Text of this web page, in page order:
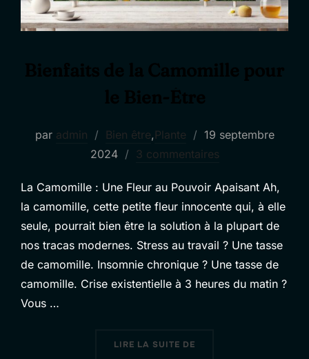
par admin Bien être, Plante
Publié
le
19 septembre
2024
3 commentaires
La Camomille : Une Fleur au Pouvoir Apaisant Ah,
la camomille, cette petite fleur innocente qui, à elle
seule, pourrait bien être la solution à la plupart de
nos tracas modernes. Stress au travail ? Une tasse
de camomille. Insomnie chronique ? Une tasse de
camomille. Crise existentielle à 3 heures du matin ?
Vous …
LIRE LA SUITE DE